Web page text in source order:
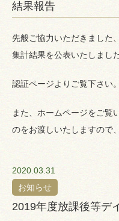
結果報告
先般ご協力いただきました
集計結果を公表いたしました
認証ページよりご覧下さい。
また、ホームページをご覧
のをお渡しいたしますので
2020.03.31
お知らせ
2019年度放課後等デ